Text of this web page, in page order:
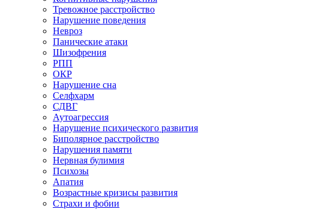
Тревожное расстройство
Нарушение поведения
Невроз
Панические атаки
Шизофрения
РПП
ОКР
Нарушение сна
Селфхарм
СДВГ
Аутоагрессия
Нарушение психического развития
Биполярное расстройство
Нарушения памяти
Нервная булимия
Психозы
Апатия
Возрастные кризисы развития
Страхи и фобии